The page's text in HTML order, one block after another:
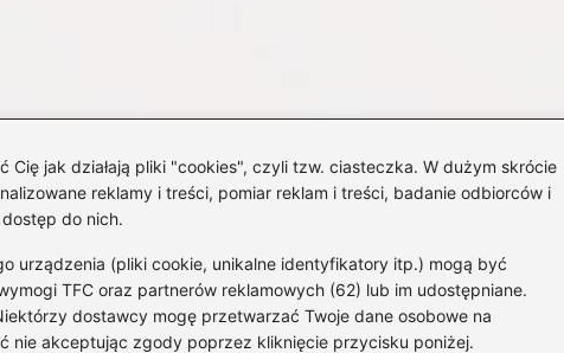
jak działają pliki "cookies", czyli tzw. ciasteczka. W dużym skrócie
reklamy i treści, pomiar reklam i treści, badanie odbiorców i
do nich.
urządzenia (pliki cookie, unikalne identyfikatory itp.) mogą być
TFC oraz partnerów reklamowych (62) lub im udostępniane.
dostawcy mogę przetwarzać Twoje dane osobowe na
nie akceptując zgody poprzez kliknięcie przycisku poniżej.
Strona główna